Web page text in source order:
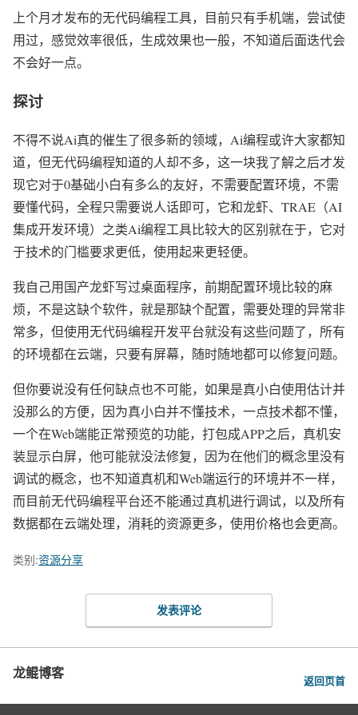
上个月才发布的无代码编程工具，目前只有手机端，尝试使
用过，感觉效率很低，生成效果也一般，不知道后面迭代会
不会好一点。
探讨
不得不说Ai真的催生了很多新的领域，Ai编程或许大家都知
道，但无代码编程知道的人却不多，这一块我了解之后才发
现它对于0基础小白有多么的友好，不需要配置环境，不需
要懂代码，全程只需要说人话即可，它和龙虾、TRAE（AI
集成开发环境）之类Ai编程工具比较大的区别就在于，它对
于技术的门槛要求更低，使用起来更轻便。
我自己用国产龙虾写过桌面程序，前期配置环境比较的麻
烦，不是这缺个软件，就是那缺个配置，需要处理的异常非
常多，但使用无代码编程开发平台就没有这些问题了，所有
的环境都在云端，只要有屏幕，随时随地都可以修复问题。
但你要说没有任何缺点也不可能，如果是真小白使用估计并
没那么的方便，因为真小白并不懂技术，一点技术都不懂，
一个在Web端能正常预览的功能，打包成APP之后，真机安
装显示白屏，他可能就没法修复，因为在他们的概念里没有
调试的概念，也不知道真机和Web端运行的环境并不一样，
而目前无代码编程平台还不能通过真机进行调试，以及所有
数据都在云端处理，消耗的资源更多，使用价格也会更高。
类别:资源分享
发表评论
龙鲲博客 返回页首